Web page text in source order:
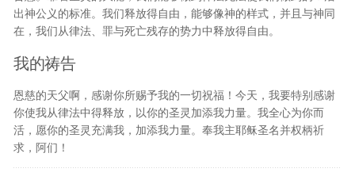
出神公义的标准。我们释放得自由，能够像神的样式，并且与神同
在，我们从律法、罪与死亡残存的势力中释放得自由。
我的祷告
恩慈的天父啊，感谢你所赐予我的一切祝福！今天，我要特别感谢
你使我从律法中得释放，以你的圣灵加添我力量。我全心为你而
活，愿你的圣灵充满我，加添我力量。奉我主耶稣圣名并权柄祈
求，阿们！